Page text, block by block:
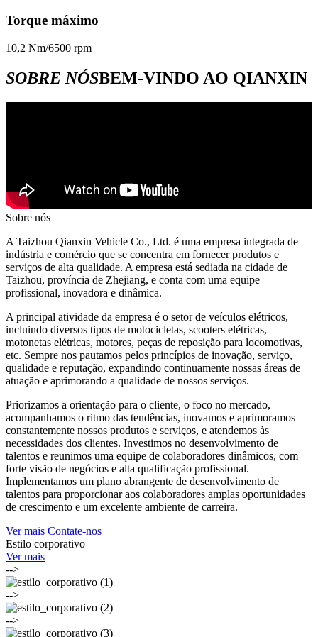
Torque máximo
10,2 Nm/6500 rpm
SOBRE NÓSBEM-VINDO AO QIANXIN
Sobre nós
A Taizhou Qianxin Vehicle Co., Ltd. é uma empresa integrada de
indústria e comércio que se concentra em fornecer produtos e
serviços de alta qualidade. A empresa está sediada na cidade de
Taizhou, província de Zhejiang, e conta com uma equipe
profissional, inovadora e dinâmica.
A principal atividade da empresa é o setor de veículos elétricos,
incluindo diversos tipos de motocicletas, scooters elétricas,
motonetas elétricas, motores, peças de reposição para locomotivas,
etc. Sempre nos pautamos pelos princípios de inovação, serviço,
qualidade e reputação, expandindo continuamente nossas áreas de
atuação e aprimorando a qualidade de nossos serviços.
Priorizamos a orientação para o cliente, o foco no mercado,
acompanhamos o ritmo das tendências, inovamos e aprimoramos
constantemente nossos produtos e serviços, e atendemos às
necessidades dos clientes. Investimos no desenvolvimento de
talentos e reunimos uma equipe de colaboradores dinâmicos, com
forte visão de negócios e alta qualificação profissional.
Implementamos um plano abrangente de desenvolvimento de
talentos para proporcionar aos colaboradores amplas oportunidades
de crescimento e um excelente ambiente de carreira.
Ver mais Contate-nos
Estilo corporativo
Ver mais
-->
-->
-->